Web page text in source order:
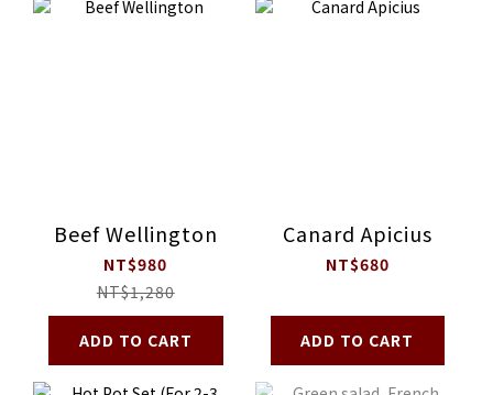
Beef Wellington
NT$980
NT$1,280
ADD TO CART
Canard Apicius
NT$680
ADD TO CART